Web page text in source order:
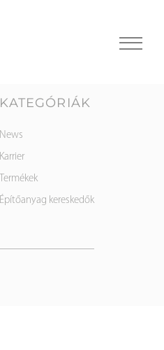
KATEGÓRIÁK
News
Karrier
Termékek
Építőanyag kereskedők